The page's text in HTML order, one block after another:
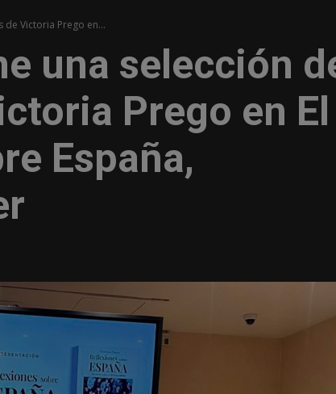
de Victoria Prego en...
una selección
Prego en El
España,